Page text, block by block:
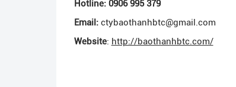
Hotline: 0906 995 379
Email: ctybaothanhbtc@gmail.com
Website: http://baothanhbtc.com/